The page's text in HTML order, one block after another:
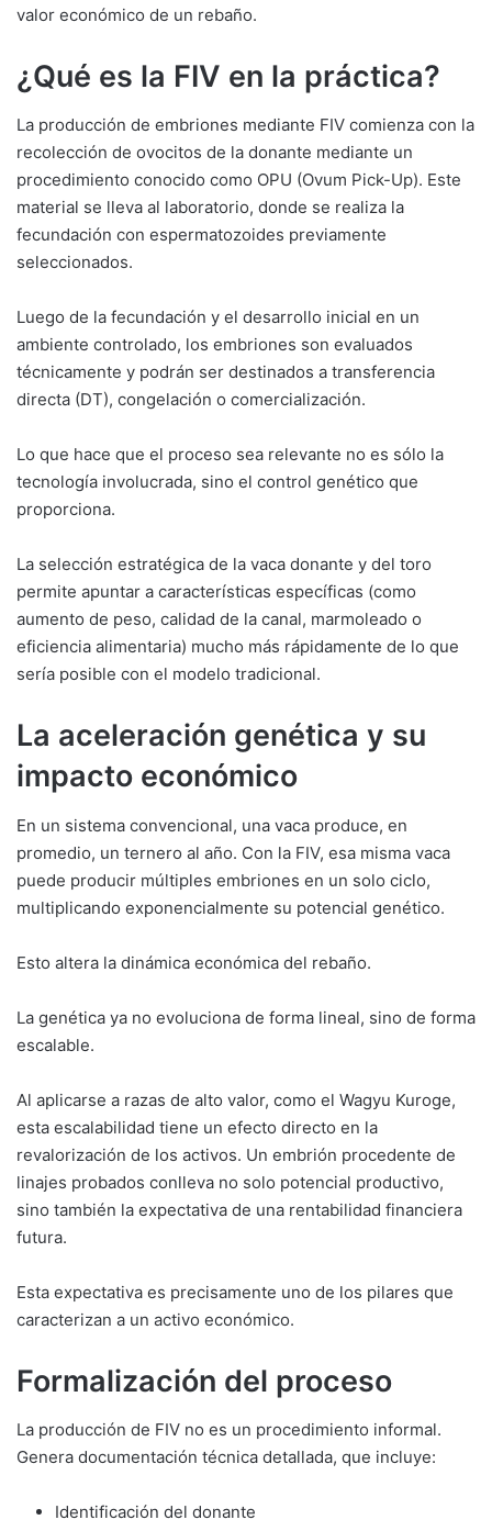
valor económico de un rebaño.
¿Qué es la FIV en la práctica?
La producción de embriones mediante FIV comienza con la
recolección de ovocitos de la donante mediante un
procedimiento conocido como OPU (Ovum Pick-Up). Este
material se lleva al laboratorio, donde se realiza la
fecundación con espermatozoides previamente
seleccionados.
Luego de la fecundación y el desarrollo inicial en un
ambiente controlado, los embriones son evaluados
técnicamente y podrán ser destinados a transferencia
directa (DT), congelación o comercialización.
Lo que hace que el proceso sea relevante no es sólo la
tecnología involucrada, sino el control genético que
proporciona.
La selección estratégica de la vaca donante y del toro
permite apuntar a características específicas (como
aumento de peso, calidad de la canal, marmoleado o
eficiencia alimentaria) mucho más rápidamente de lo que
sería posible con el modelo tradicional.
La aceleración genética y su
impacto económico
En un sistema convencional, una vaca produce, en
promedio, un ternero al año. Con la FIV, esa misma vaca
puede producir múltiples embriones en un solo ciclo,
multiplicando exponencialmente su potencial genético.
Esto altera la dinámica económica del rebaño.
La genética ya no evoluciona de forma lineal, sino de forma
escalable.
Al aplicarse a razas de alto valor, como el Wagyu Kuroge,
esta escalabilidad tiene un efecto directo en la
revalorización de los activos. Un embrión procedente de
linajes probados conlleva no solo potencial productivo,
sino también la expectativa de una rentabilidad financiera
futura.
Esta expectativa es precisamente uno de los pilares que
caracterizan a un activo económico.
Formalización del proceso
La producción de FIV no es un procedimiento informal.
Genera documentación técnica detallada, que incluye:
Identificación del donante